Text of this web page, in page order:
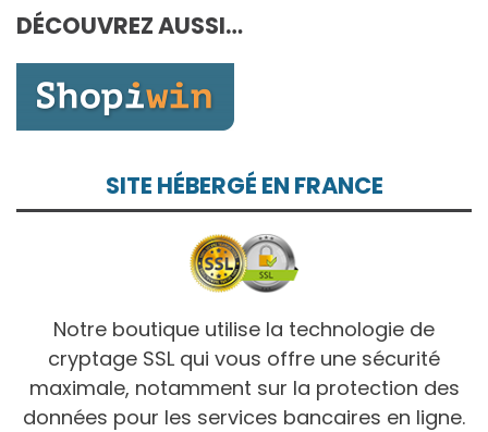
à
DÉCOUVREZ AUSSI…
SITE HÉBERGÉ EN FRANCE
Notre boutique utilise la technologie de
cryptage SSL qui vous offre une sécurité
maximale, notamment sur la protection des
données pour les services bancaires en ligne.